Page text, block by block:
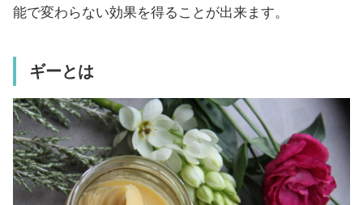
能で変わらない効果を得ることが出来ます。
ギーとは